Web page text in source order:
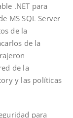
.NET para
MS SQL Server
de la
de la
de la
y las políticas
para